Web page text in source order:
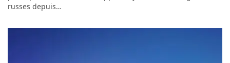
russes depuis…